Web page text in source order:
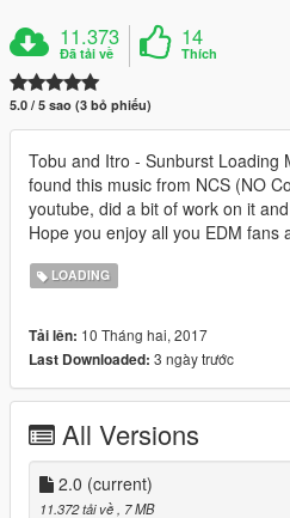
11.373
Đã tải về
14
Thích
5.0 / 5 sao (3 bỏ phiếu)
Tobu and Itro - Sunburst Loading
found this music from NCS (NO
youtube, did a bit of work on it
Hope you enjoy all you EDM fans
LOADING
Tải lên: 10 Tháng hai, 2017
Last Downloaded: 3 ngày trước
All Versions
2.0 (current)
11.372 tải về , 7 MB